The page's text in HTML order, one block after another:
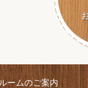
ームのご案内